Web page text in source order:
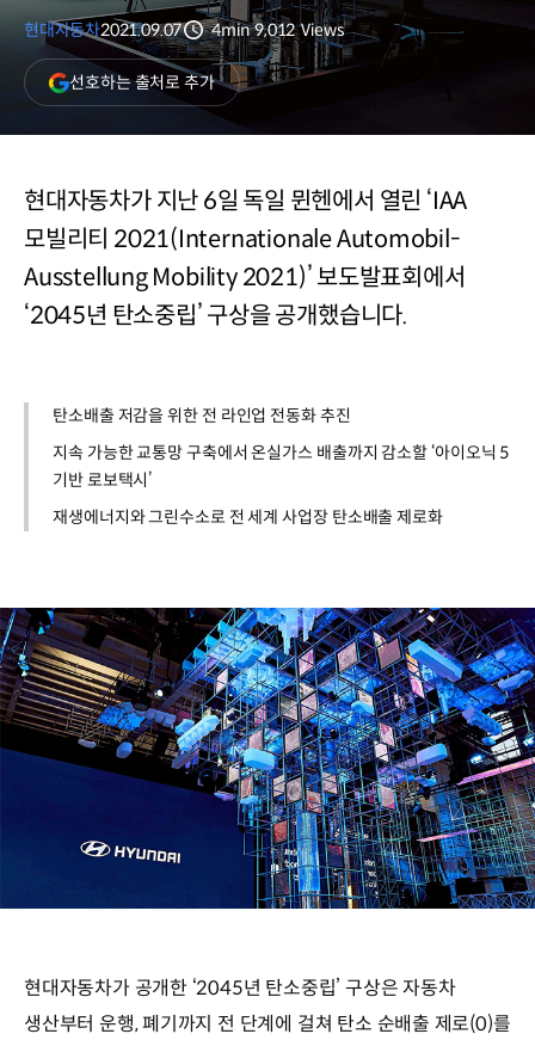
현대자동차2021.09.07
분량
4min
조회수
9,012 Views
선호하는 출처로 추가(새
창
열림)
현대자동차가 지난 6일 독일 뮌헨에서 열린 ‘IAA
모빌리티 2021(Internationale Automobil-
Ausstellung Mobility 2021)’ 보도발표회에서
‘2045년 탄소중립’ 구상을 공개했습니다.
탄소배출 저감을 위한 전 라인업 전동화 추진
지속 가능한 교통망 구축에서 온실가스 배출까지 감소할 ‘아이오닉 5
기반 로보택시’
재생에너지와 그린수소로 전 세계 사업장 탄소배출 제로화
현대자동차가 공개한 ‘2045년 탄소중립’ 구상은 자동차
생산부터 운행, 폐기까지 전 단계에 걸쳐 탄소 순배출 제로(0)를